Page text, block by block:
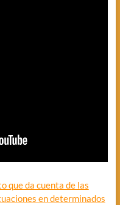
que da cuenta de las
en determinados